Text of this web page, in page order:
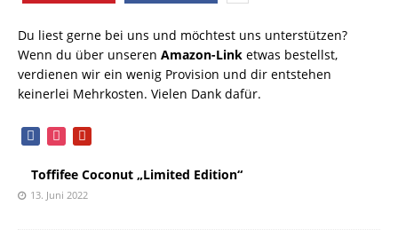
Du liest gerne bei uns und möchtest uns unterstützen?
Wenn du über unseren Amazon-Link etwas bestellst,
verdienen wir ein wenig Provision und dir entstehen
keinerlei Mehrkosten. Vielen Dank dafür.
facebookinstagram
pinterest
Toffifee Coconut „Limited Edition“
13. Juni 2022